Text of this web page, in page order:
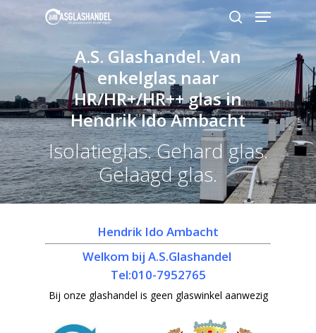
Hit enter to search or ESC to close
A.S. Glashandel. Van
enkelglas naar
HR/HR+/HR++ glas in
Hendrik Ido Ambacht
Isolatieglas. Gehard glas.
Gelaagd glas.
Hendrik Ido Ambacht
Welkom bij A.S.Glashandel
Tel:010-7952765
Bij onze glashandel is geen glaswinkel aanwezig